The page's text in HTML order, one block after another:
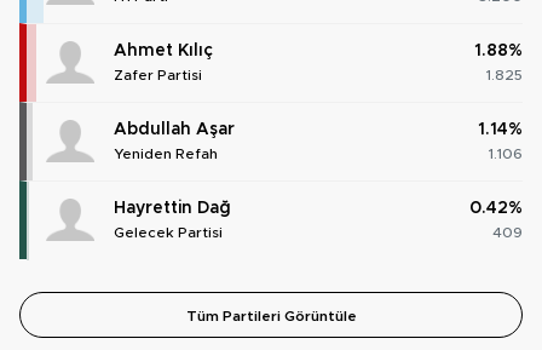
Ahmet Kılıç
Zafer Partisi
1.88%
1.825
Abdullah Aşar
Yeniden Refah
1.14%
1.106
Hayrettin Dağ
Gelecek Partisi
0.42%
409
Tüm Partileri Görüntüle